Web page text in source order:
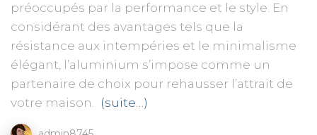
préoccupés par la performance et le style. En
considérant des avantages tels que la
résistance aux intempéries et le minimalisme
élégant, l’aluminium s’impose comme un
partenaire de choix pour rehausser l’attrait de
votre maison. (suite…)